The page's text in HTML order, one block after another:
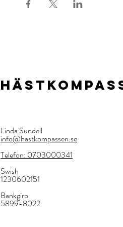
Linda Sundell
info@hastkompassen.se
Telefon: 0703000341
Swish
1230602151
Bankgiro
5899-8022